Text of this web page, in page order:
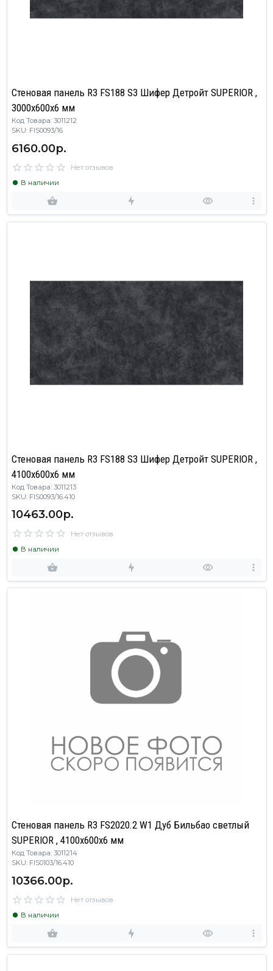
Стеновая панель R3 FS188 S3 Шифер Детройт SUPERIOR ,
3000х600х6 мм
Код Товара: 3011212
SKU: FIS0093/16
6160.00р.
Нет отзывов
В наличии
Стеновая панель R3 FS188 S3 Шифер Детройт SUPERIOR ,
4100х600х6 мм
Код Товара: 3011213
SKU: FIS0093/16.410
10463.00р.
Нет отзывов
В наличии
Стеновая панель R3 FS2020.2 W1 Дуб Бильбао светлый
SUPERIOR , 4100х600х6 мм
Код Товара: 3011214
SKU: FIS0103/16.410
10366.00р.
Нет отзывов
В наличии